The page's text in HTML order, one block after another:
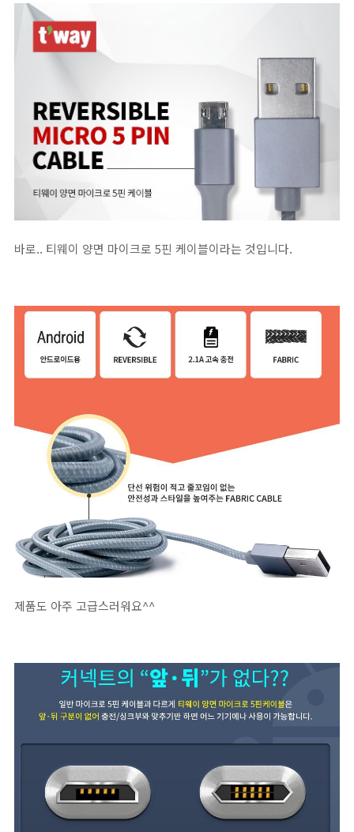
바로.. 티웨이 양면 마이크로 5핀 케이블이라는 것입니다.
제품도 아주 고급스러워요^^